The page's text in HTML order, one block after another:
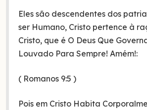
Eles são descendentes dos
ser Humano, Cristo pertence à
Cristo, que é O Deus Que
Louvado Para Sempre! Amém!:
( Romanos 9:5 )
Pois em Cristo Habita